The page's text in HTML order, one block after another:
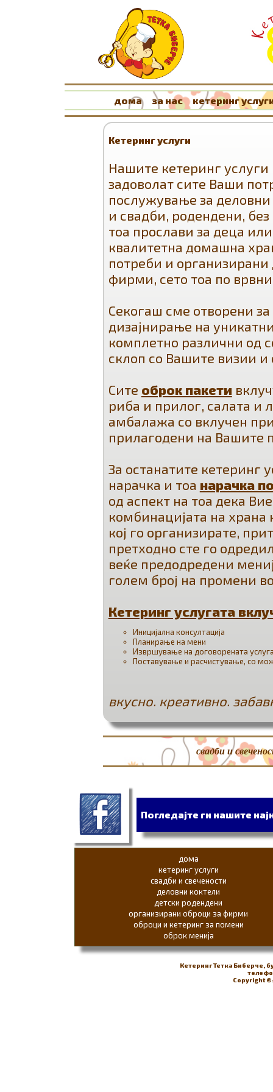
дома за нас кетеринг
Кетеринг услуги
Нашите кетеринг
задоволат сите Ваши
послужување за
и свадби, родендени,
тоа прослави за деца
квалитетна домашна
потреби и
фирми, сето тоа по
Секогаш сме отворени
дизајнирање на
комплетно различни од
склоп со Вашите визии и
Сите оброк пакети
риба и прилог, салата и
амбалажа со вклучен
прилагодени на Вашите
За останатите кетеринг
нарачка и тоа нарачка
од аспект на тоа дека
комбинацијата на храна
кој го организирате,
претходно сте го
веќе предодредени
голем број на промени
Кетеринг услугата
Иницијална консултација
Планирање на мени
Извршување на договорената
Поставување и расчистување, со
вкусно. креативно.
свадби и
Погледајте ги нашите
дома
кетеринг услуги
свадби и свечености
деловни коктели
детски родендени
организирани оброци за фирми
оброци и кетеринг за помени
оброк менија
Кетеринг Тетка Биберче,
Copyright